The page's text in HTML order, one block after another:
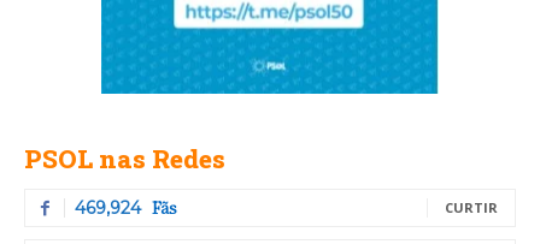
PSOL nas Redes
469,924 Fãs CURTIR